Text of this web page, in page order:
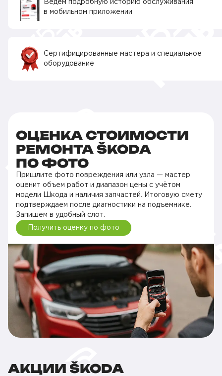
Ведём подробную историю обслуживания
в мобильном приложении
Сертифицированные мастера и специальное
оборудование
ОЦЕНКА СТОИМОСТИ
РЕМОНТА ŠKODA
ПО ФОТО
Пришлите фото повреждения или узла — мастер
оценит объем работ и диапазон цены с учётом
модели Шкода и наличия запчастей. Итоговую смету
подтверждаем после диагностики на подъемнике.
Запишем в удобный слот.
Получить оценку по фото
АКЦИИ ŠKODA